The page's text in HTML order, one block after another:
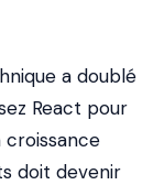
a doublé
React pour
doit devenir